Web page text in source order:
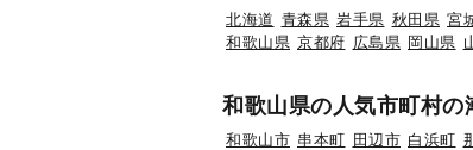
北海道 青森県 岩手県 秋田県 宮
和歌山県 京都府 広島県 岡山県
和歌山県の人気市町村の
和歌山市 串本町 田辺市 白浜町